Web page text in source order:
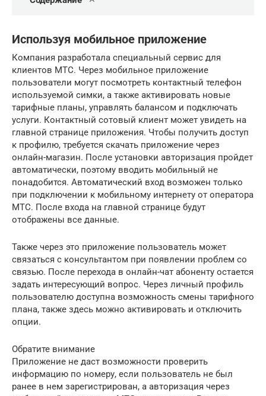
Используя мобильное приложение
Компания разработала специальный сервис для
клиентов МТС. Через мобильное приложение
пользователи могут посмотреть контактный телефон
используемой симки, а также активировать новые
тарифные планы, управлять балансом и подключать
услуги. Контактный сотовый клиент может увидеть на
главной странице приложения. Чтобы получить доступ
к профилю, требуется скачать приложение через
онлайн-магазин. После установки авторизация пройдет
автоматически, поэтому вводить мобильный не
понадобится. Автоматический вход возможен только
при подключении к мобильному интернету от оператора
МТС. После входа на главной странице будут
отображены все данные.
Также через это приложение пользователь может
связаться с консультантом при появлении проблем со
связью. После перехода в онлайн-чат абоненту остается
задать интересующий вопрос. Через личный профиль
пользователю доступна возможность смены тарифного
плана, также здесь можно активировать и отключить
опции.
Обратите внимание
Приложение не даст возможности проверить
информацию по номеру, если пользователь не был
ранее в нем зарегистрирован, а авторизация через